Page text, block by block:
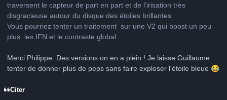
traversent le capteur de part en part et de l'irisation très
disgracieuse autour du disque des étoiles brillantes
Vous pourriez tenter un traitement sur une V2 qui boost un peu
plus les IFN et le contraste global
Merci Philippe. Des versions on en a plein ! Je laisse Guillaume
tenter de donner plus de peps sans faire exploser l'étoile bleue 😂
Citer